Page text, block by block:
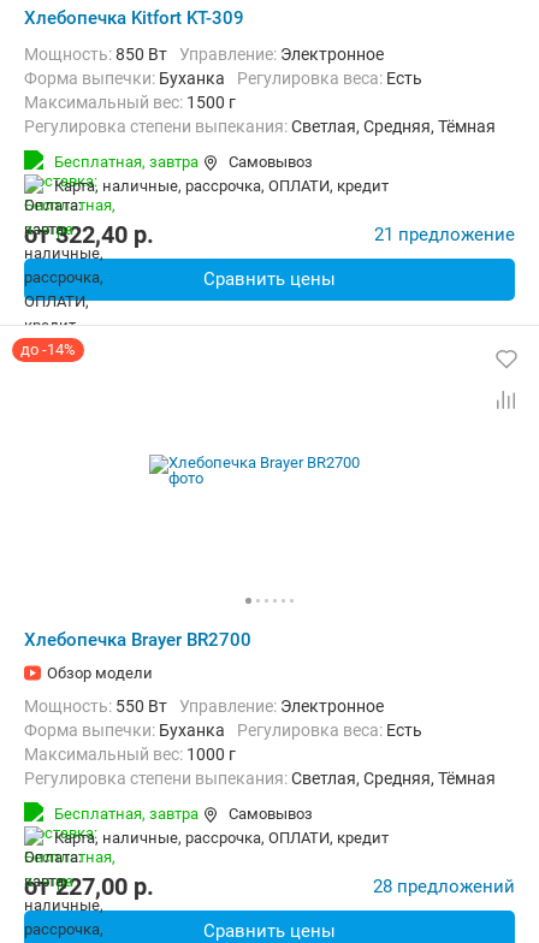
Хлебопечка Kitfort KT-309
Мощность:850 Вт Управление: Электронное
Форма выпечки: Буханка регулировка веса: Есть
максимальный вес: 1500 г
Регулировка степени выпекания:Светлая, Средняя, Тёмная
Количество рецептов:
Дополнительные функции:
Материал корпуса: Пластик 6.4 кг
Бесплатная, завтра
Самовывоз
карта, наличные, рассрочка, ОПЛАТИ, кредит
от322,40 p. 21 предложение
Сравнить цены
до -14%
Хлебопечка Brayer BR2700
Обзор модели
Мощность: 550 Вт Управление: Электронное
Форма выпечки: Буханка регулировка веса: Есть
максимальный вес: 1000 г
Регулировка степени выпекания:Светлая, Средняя, Тёмная
Количество рецептов:
Дополнительные функции:
Материал корпуса: Пластик
Бесплатная, завтра
Самовывоз
карта, наличные, рассрочка, ОПЛАТИ, кредит
от227,00 p. 28 предложений
Сравнить цены